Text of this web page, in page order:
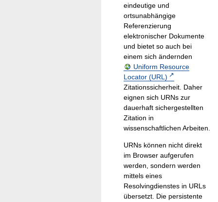
eindeutige und
ortsunabhängige
Referenzierung
elektronischer Dokumente
und bietet so auch bei
einem sich ändernden
Uniform Resource
Locator (URL)
Zitationssicherheit. Daher
eignen sich URNs zur
dauerhaft sichergestellten
Zitation in
wissenschaftlichen Arbeiten.
URNs können nicht direkt
im Browser aufgerufen
werden, sondern werden
mittels eines
Resolvingdienstes in URLs
übersetzt. Die persistente